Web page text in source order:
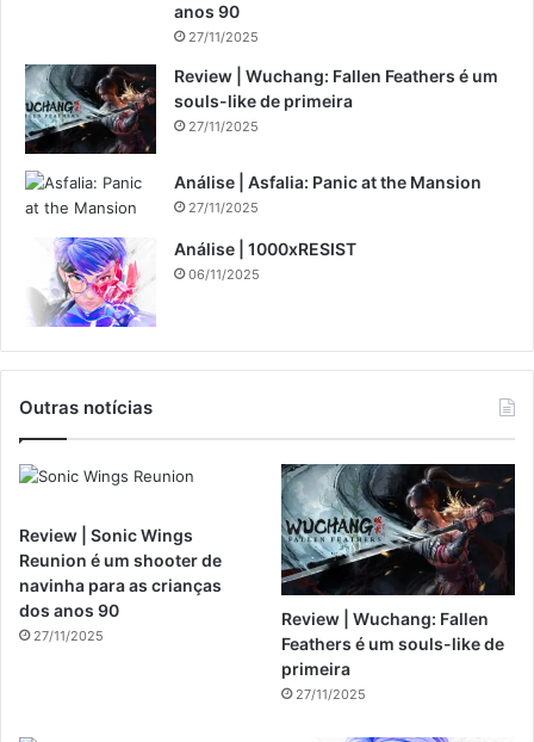
anos 90
27/11/2025
Review | Wuchang: Fallen Feathers é um
souls-like de primeira
27/11/2025
Análise | Asfalia: Panic at the Mansion
27/11/2025
Análise | 1000xRESIST
06/11/2025
Outras notícias
Review | Sonic Wings
Reunion é um shooter de
navinha para as crianças
dos anos 90
27/11/2025
Review | Wuchang: Fallen
Feathers é um souls-like de
primeira
27/11/2025